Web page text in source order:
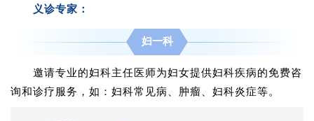
义诊专家：
妇一科
邀请专业的妇科主任医师为妇女提供妇科疾病的免费咨
询和诊疗服务，如：妇科常见病、肿瘤、妇科炎症等。